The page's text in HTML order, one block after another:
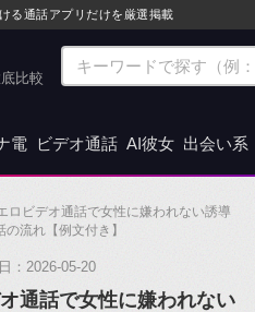
る通話アプリだけを厳選掲載
比較
電 ビデオ通話 AI彼女 出会い系
ロビデオ通話で女性に嫌われない誘導
流れ【例文付き】
： 2026-05-20
通話で女性に嫌われない